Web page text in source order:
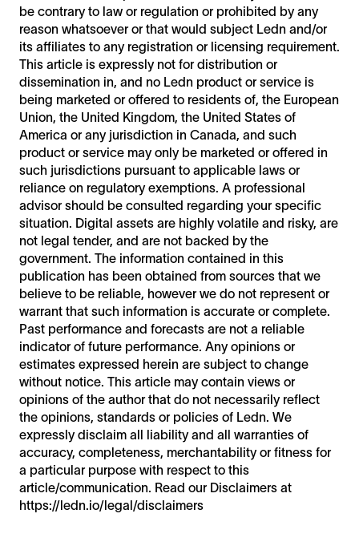
be contrary to law or regulation or prohibited by any
reason whatsoever or that would subject Ledn and/or
its affiliates to any registration or licensing requirement.
This article is expressly not for distribution or
dissemination in, and no Ledn product or service is
being marketed or offered to residents of, the European
Union, the United Kingdom, the United States of
America or any jurisdiction in Canada, and such
product or service may only be marketed or offered in
such jurisdictions pursuant to applicable laws or
reliance on regulatory exemptions. A professional
advisor should be consulted regarding your specific
situation. Digital assets are highly volatile and risky, are
not legal tender, and are not backed by the
government. The information contained in this
publication has been obtained from sources that we
believe to be reliable, however we do not represent or
warrant that such information is accurate or complete.
Past performance and forecasts are not a reliable
indicator of future performance. Any opinions or
estimates expressed herein are subject to change
without notice. This article may contain views or
opinions of the author that do not necessarily reflect
the opinions, standards or policies of Ledn. We
expressly disclaim all liability and all warranties of
accuracy, completeness, merchantability or fitness for
a particular purpose with respect to this
article/communication. Read our Disclaimers at
https://ledn.io/legal/disclaimers